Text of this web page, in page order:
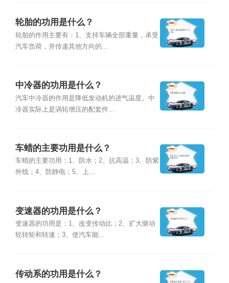
轮胎的功用是什么？
轮胎的作用主要有：1、支持车辆全部重量，承受
汽车负荷，并传递其他方向的...
中冷器的功用是什么？
汽车中冷器的作用是降低发动机的进气温度。中
冷器实际上是涡轮增压的配套件...
车蜡的主要功用是什么？
车蜡的主要功用：1、防水；2、抗高温；3、防紫
外线；4、防静电；5、上...
变速器的功用是什么？
变速器的功用是：1、改变传动比；2、扩大驱动
轮转矩和转速；3、使汽车能...
传动系的功用是什么？